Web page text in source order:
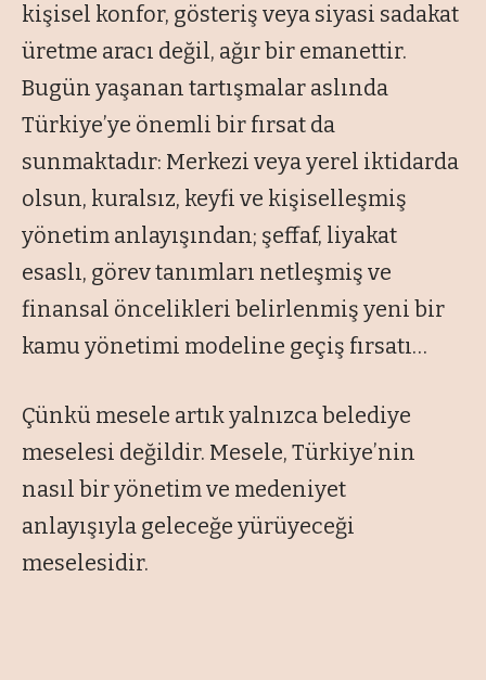
kişisel konfor, gösteriş veya siyasi sadakat
üretme aracı değil, ağır bir emanettir.
Bugün yaşanan tartışmalar aslında
Türkiye’ye önemli bir fırsat da
sunmaktadır: Merkezi veya yerel iktidarda
olsun, kuralsız, keyfi ve kişiselleşmiş
yönetim anlayışından; şeffaf, liyakat
esaslı, görev tanımları netleşmiş ve
finansal öncelikleri belirlenmiş yeni bir
kamu yönetimi modeline geçiş fırsatı…
Çünkü mesele artık yalnızca belediye
meselesi değildir. Mesele, Türkiye’nin
nasıl bir yönetim ve medeniyet
anlayışıyla geleceğe yürüyeceği
meselesidir.